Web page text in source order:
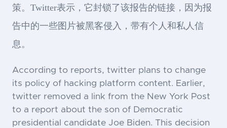
策。Twitter表示，它封锁了该报告的链接，因为报
告中的一些图片被黑客侵入，带有个人和私人信
息。
According to reports, twitter plans to change
its policy of hacking platform content. Earlier,
twitter removed a link from the New York Post
to a report about the son of Democratic
presidential candidate Joe Biden. This decision